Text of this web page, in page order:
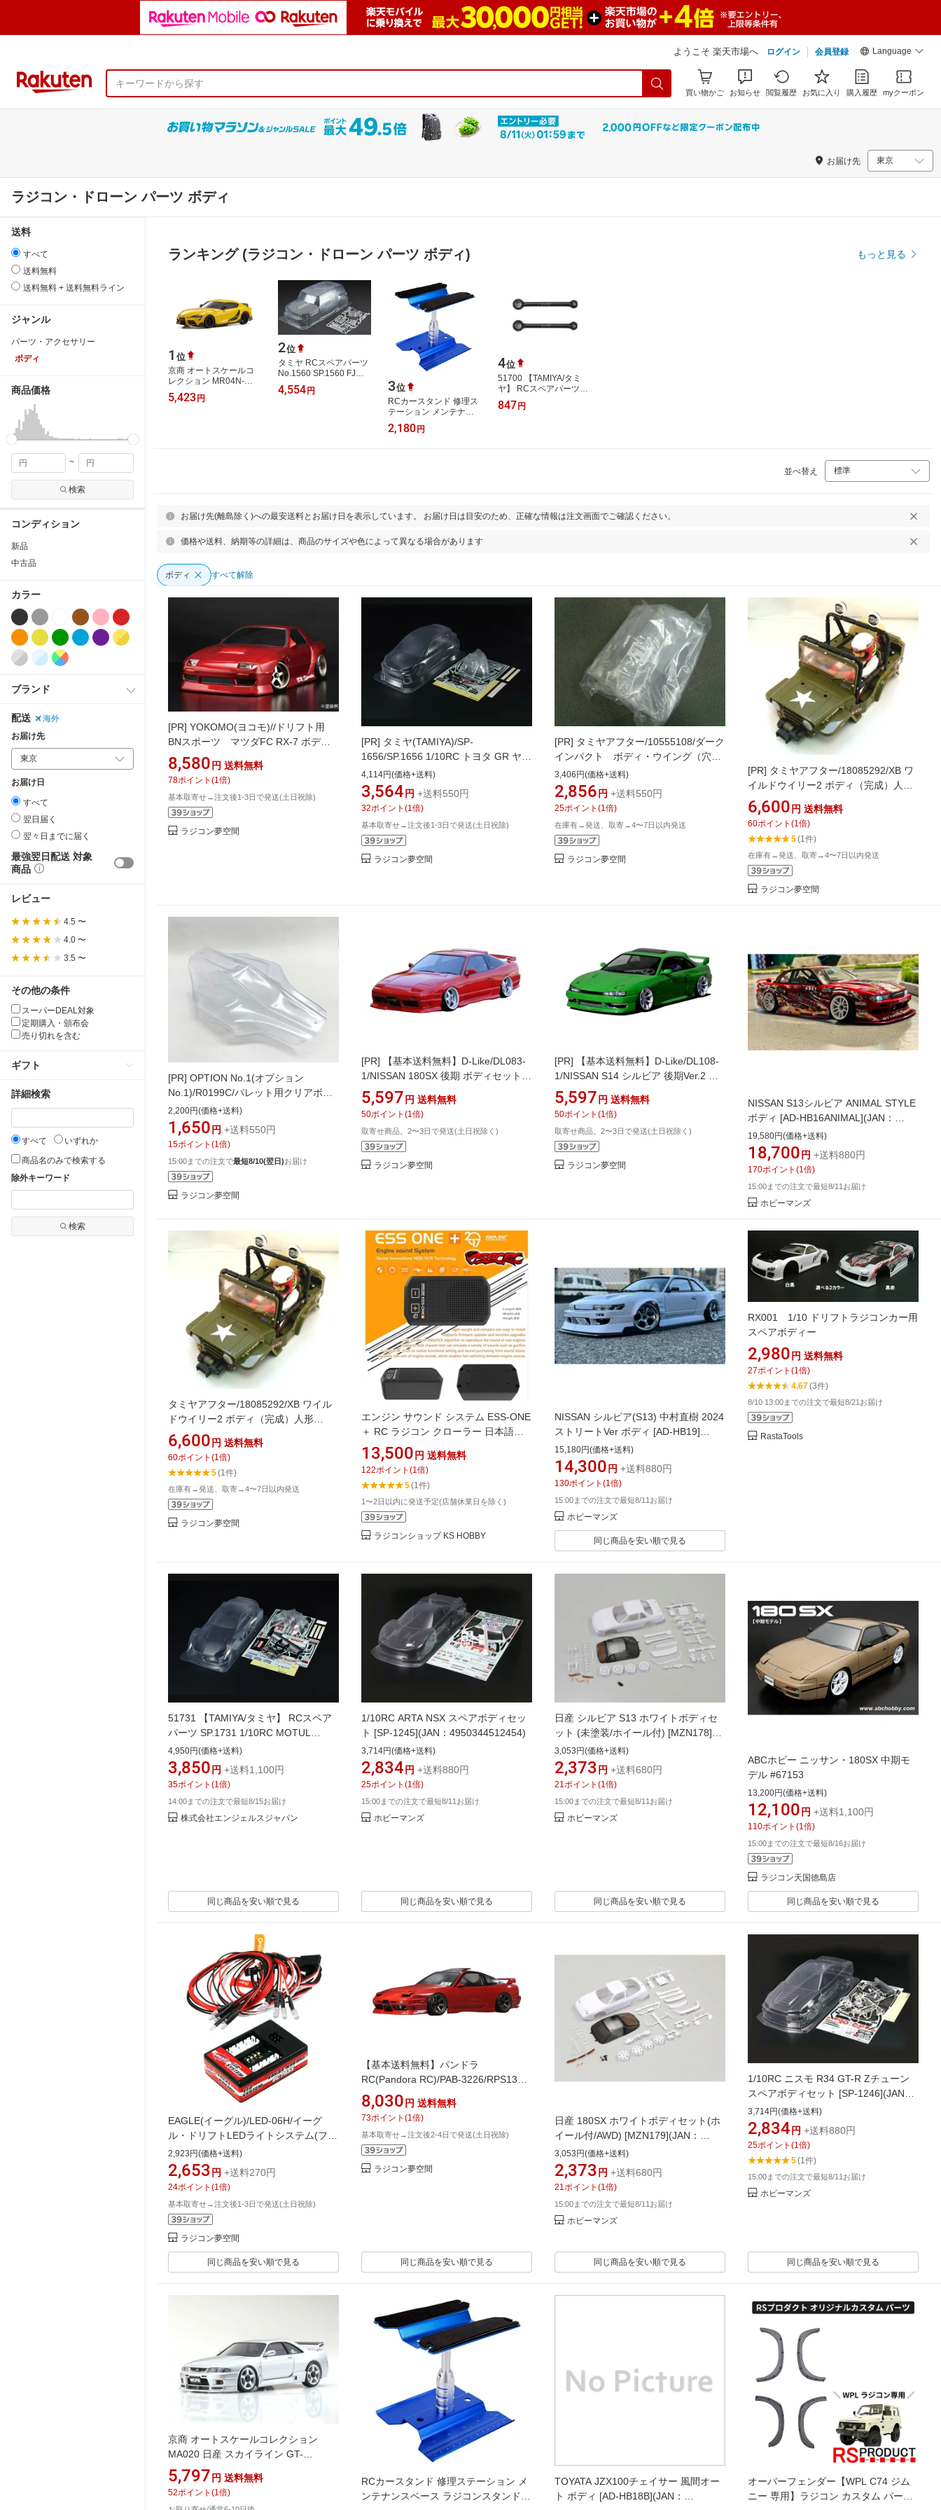
ようこそ 楽天市場へ ログイン 会員登録 Language
買い物かご お知らせ 閲覧履歴 お気に入り 購入履歴 myクーポン
お届け先
ラジコン・ドローン パーツ ボディ
送料
すべて
送料無料
送料無料 + 送料無料ライン
ジャンル
パーツ・アクセサリー
ボディ
商品価格
~
検索
コンディション
新品
中古品
カラー
ブランド
配送
海外
お届け先
お届け日
すべて
翌日届く
翌々日までに届く
最強翌日配送 対象
商品
レビュー
4.5 〜
4.0 〜
3.5 〜
その他の条件
スーパーDEAL対象
定期購入・頒布会
売り切れを含む
ギフト
詳細検索
すべて
いずれか
商品名のみで検索する
除外キーワード
検索
ランキング (ラジコン・ドローン パーツ ボディ) もっと見る
1 位
京商 オートスケールコ
レクション MR04N-
MM2 トヨタ GR スープ
ラ TRD エアロ ライトニ
5,423円
2位
タミヤ RCスペアパーツ
No.1560 SP.1560 FJク
ルーザー スペアボディ
セット 51560
4,554 円 3位
RCカースタンド 修理ス
テーション メンテナン
スベース ラジコンスタ
ンド 修理台 作業台
2,180 円
4位
51700 【TAMIYA/タミ
ヤ】 RCスペアパーツ
SP.1700 アッセンブリー
ユニバーサル用37mmス
847円
並べ替え
お届け先(離島除く)への最安送料とお届け日を表示しています。 お届け日は目安のため、正確な情報は注文画面でご確認ください。
価格や送料、納期等の詳細は、商品のサイズや色によって異なる場合があります
ボディ すべて解除
[PR] YOKOMO(ヨコモ)//ドリフト用
BNスポーツ マツダFC RX-7 ボディ
セット(ライトパーツ/デカール付)
（未塗装/未組立)
8,580 円 送料無料
78ポイント (1倍)
基本取寄せ→注文後1-3日で発送(土日祝除)
ラジコン夢空間
[PR] タミヤ(TAMIYA)/SP-
1656/SP.1656 1/10RC トヨタ GR ヤリ
ス スペアボディセット(未塗装)
4,114円(価格+送料)
3,564 円 +送料550円
32ポイント (1 倍)
基本取寄せ→注文後1-3日で発送(土日祝除)
ラジコン夢空間
[PR] タミヤアフター/10555108/ダーク
インパクト ボディ・ウイング（穴
無）
3,406円(価格+送料)
2,856 円 +送料550円
25ポイント (1 倍)
在庫有→発送、取寄→4〜7日以内発送
ラジコン夢空間
[PR] タミヤアフター/18085292/XB ワ
イルドウイリー2 ボディ（完成）人形
付 タミヤ/ラジコン
6,600 円 送料無料
60ポイント (1倍)
5(1件)
在庫有→発送、取寄→4〜7日以内発送
ラジコン夢空間
[PR] OPTION No.1(オプション
No.1)/R0199C/バレット用クリアボデ
ィ
2,200円(価格+送料)
1,650 円 +送料550円
15ポイント (1倍)
15:00までの注文で最短8/10(翌日)お届け
ラジコン夢空間
[PR]
【基本送料無料】D-Like/DL083-
1/NISSAN 180SX 後期 ボディセット
(未塗装)
5,597 円 送料無料
50ポイント (1倍)
取寄せ商品。2〜3日で発送(土日祝除く)
ラジコン夢空間
[PR]
【基本送料無料】D-Like/DL108-
1/NISSAN S14 シルビア 後期Ver.2 ボ
ディセット(未塗装)
5,597 円 送料無料
50ポイント (1倍)
取寄せ商品。2〜3日で発送(土日祝除く)
ラジコン夢空間
NISSAN S13シルビア ANIMAL STYLE
ボディ [AD-HB16ANIMAL](JAN：
4580377883797)
19,580円(価格+送料)
18,700 円 +送料880円
170ポイント (1倍)
15:00までの注文で最短8/11お届け
ホビーマンズ
タミヤアフター/18085292/XB ワイル
ドウイリー2 ボディ（完成）人形
付 タミヤ/ラジコン
6,600 円 送料無料
60ポイント (1 倍)
5(1件)
在庫有→発送、取寄→4〜7日以内発送
ラジコン夢空間
エンジン サウンド システム ESS-ONE
＋ RC ラジコン クローラー 日本語バ
ージョン
13,500 円 送料無料
122ポイント (1倍)
5(1件)
1〜2日以内に発送予定(店舗休業日を除く)
ラジコンショップ KS HOBBY
NISSAN シルビア(S13) 中村直樹 2024
ストリートVer ボディ [AD-HB19]
(JAN：4580377883841)
15,180円(価格+送料)
14,300 円 +送料880円
130ポイント (1倍)
15:00までの注文で最短8/11お届け
ホビーマンズ
同じ商品を安い順で見る
RX001 1/10 ドリフトラジコンカー用
スペアボディー
2,980 円 送料無料
27ポイント (1倍)
4.67(3件)
8/10 13:00までの注文で最短8/21お届け
RastaTools
51731 【TAMIYA/タミヤ】 RCスペア
パーツ SP.1731 1/10RC MOTUL
AUTECH Z スペアボディセット
4,950円(価格+送料)
3,850 円 +送料1,100円
35ポイント (1倍)
14:00までの注文で最短8/15お届け
株式会社エンジェルスジャパン
同じ商品を安い順で見る
1/10RC ARTA NSX スペアボディセッ
ト [SP-1245](JAN：4950344512454)
3,714円(価格+送料)
2,834 円 +送料880円
25ポイント (1倍)
15:00までの注文で最短8/11お届け
ホビーマンズ
同じ商品を安い順で見る
日産 シルビア S13 ホワイトボディセ
ット (未塗装/ホイール付) [MZN178]
(JAN：4548565311217)
3,053円(価格+送料)
2,373 円 +送料680円
21ポイント (1倍)
15:00までの注文で最短8/11お届け
ホビーマンズ
同じ商品を安い順で見る
ABCホビー ニッサン・180SX 中期モ
デル #67153
13,200円(価格+送料)
12,100 円 +送料1,100円
110ポイント (1倍)
15:00までの注文で最短8/16お届け
ラジコン天国徳島店
同じ商品を安い順で見る
EAGLE(イーグル)/LED-06H/イーグ
ル・ドリフトLEDライトシステム(フラ
ッシュ回路付):1/10カー用
2,923円(価格+送料)
2,653 円 +送料270円
24ポイント (1倍)
基本取寄せ→注文後1-3日で発送(土日祝除)
ラジコン夢空間
同じ商品を安い順で見る
【基本送料無料】パンドラ
RC(Pandora RC)/PAB-3226/RPS13
180SX 後期【東北仕様】 クリアボデ
ィセット(未塗装/未組立)
8,030 円 送料無料
73ポイント (1 倍)
基本取寄せ→注文後2-4日で発送(土日祝除)
ラジコン夢空間
同じ商品を安い順で見る
日産 180SX ホワイトボディセット(ホ
イール付/AWD) [MZN179](JAN：
4548565311224)
3,053円(価格+送料)
2,373 円 +送料680円
21ポイント (1倍)
15:00までの注文で最短8/11お届け
ホビーマンズ
同じ商品を安い順で見る
1/10RC ニスモ R34 GT-R Zチューン
スペアボディセット [SP-1246](JAN：
4950344512461)
3,714円(価格+送料)
2,834 円 +送料880円
25ポイント (1倍)
5(1件)
15:00までの注文で最短8/11お届け
ホビーマンズ
同じ商品を安い順で見る
京商 オートスケールコレクション
MA020 日産 スカイライン GT-
R(R33、ニスモ) シルバー
【MZP488S】 ラジコン
5,797 円 送料無料
52ポイント (1倍)
RCカースタンド 修理ステーション メ
ンテナンスベース ラジコンスタンド
TOYATA JZX100チェイサー 風間オー
ト ボディ [AD-HB18B](JAN：
オーバーフェンダー【WPL C74 ジム
ニー 専用】ラジコン カスタム パーツ